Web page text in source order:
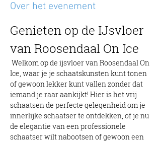
Over het evenement
Genieten op de IJsvloer
van Roosendaal On Ice
Ice, waar je je schaatskunsten kunt tonen
of gewoon lekker kunt vallen zonder dat
iemand je raar aankijkt! Hier is het vrij
schaatsen de perfecte gelegenheid om je
innerlijke schaatser te ontdekken, of je nu
de elegantie van een professionele
schaatser wilt nabootsen of gewoon een